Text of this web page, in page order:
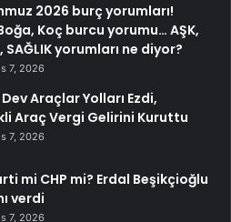
2026 burç yorumları!
Koç burcu yorumu… AŞK,
SAĞLIK yorumları ne diyor?
7, 2026
Dev Araçlar Yolları Ezdi,
Araç Vergi Gelirini Kuruttu
7, 2026
mi CHP mi? Erdal Beşikçioğlu
verdi
7, 2026